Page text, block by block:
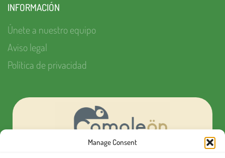
Manage Consent
INFORMACIÓN
Únete a nuestro equipo
Aviso legal
Política de privacidad